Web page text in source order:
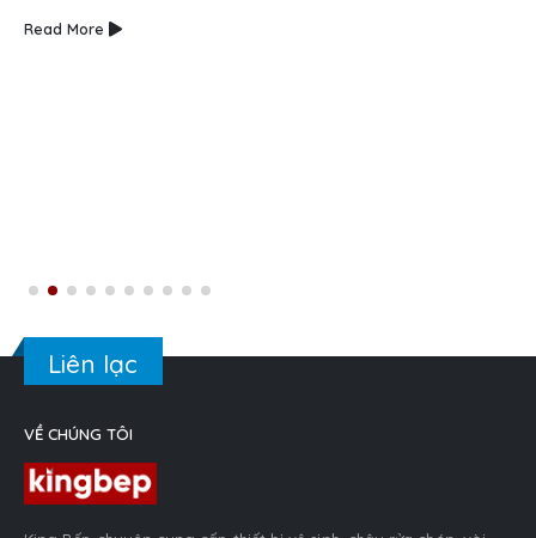
Read More
Liên lạc
VỀ CHÚNG TÔI